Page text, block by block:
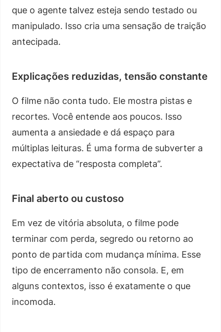
que o agente talvez esteja sendo testado ou
manipulado. Isso cria uma sensação de traição
antecipada.
Explicações reduzidas, tensão constante
O filme não conta tudo. Ele mostra pistas e
recortes. Você entende aos poucos. Isso
aumenta a ansiedade e dá espaço para
múltiplas leituras. É uma forma de subverter a
expectativa de “resposta completa”.
Final aberto ou custoso
Em vez de vitória absoluta, o filme pode
terminar com perda, segredo ou retorno ao
ponto de partida com mudança mínima. Esse
tipo de encerramento não consola. E, em
alguns contextos, isso é exatamente o que
incomoda.